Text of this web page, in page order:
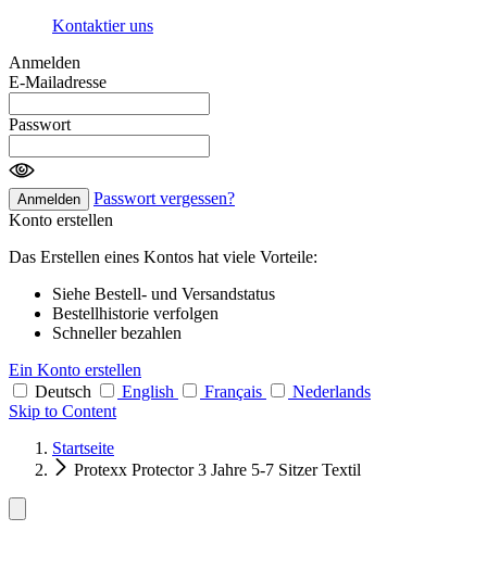
Kontaktier uns
Anmelden
E-Mailadresse
Passwort
Anmelden
Passwort vergessen?
Konto erstellen
Das Erstellen eines Kontos hat viele Vorteile:
Siehe Bestell- und Versandstatus
Bestellhistorie verfolgen
Schneller bezahlen
Ein Konto erstellen
Deutsch
English Français
Nederlands
Skip to Content
Startseite
Protexx Protector 3 Jahre 5-7 Sitzer Textil